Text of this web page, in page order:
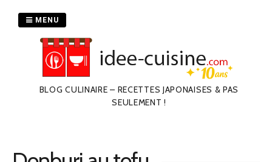
BLOG CULINAIRE – RECETTES JAPONAISES & PAS
SEULEMENT !
MENU